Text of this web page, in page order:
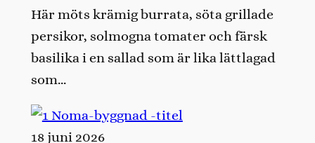
Här möts krämig burrata, söta grillade
persikor, solmogna tomater och färsk
basilika i en sallad som är lika lättlagad
som…
18 juni 2026